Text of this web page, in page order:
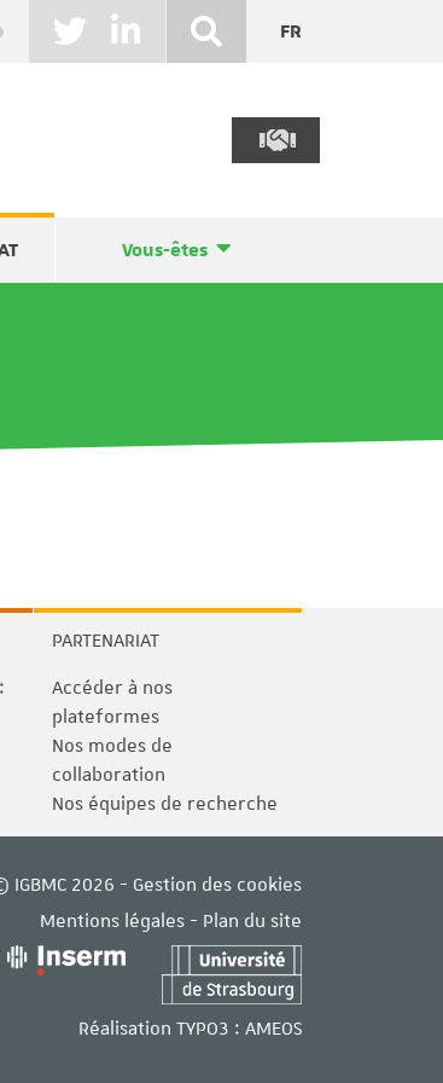
FR
Vous-êtes
PARTENARIAT
Accéder à nos
plateformes
Nos modes de
collaboration
Nos équipes de recherche
IGBMC 2026 - Gestion des cookies
Mentions légales - Plan du site
Réalisation TYPO3 : AMEOS